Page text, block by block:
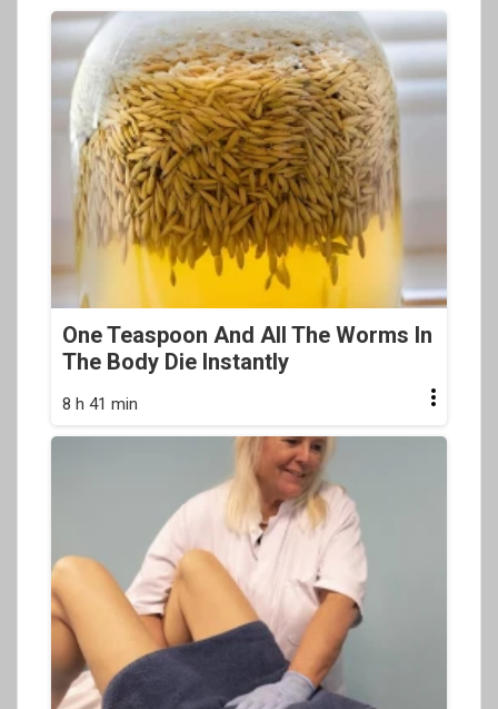
One Teaspoon And All The Worms In
The Body Die Instantly
8 h 41 min